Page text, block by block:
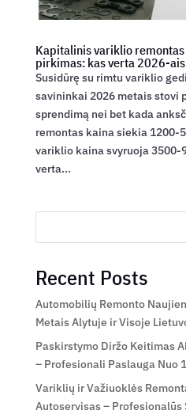
Kapitalinis variklio
pirkimas: kas verta 2026-
Susidūrę su rimtu variklio
savininkai 2026 metais stovi
sprendimą nei bet kada
remontas kaina siekia 1200-
variklio kaina svyruoja 3500-
verta...
Recent Posts
Automobilių Remonto
Metais Alytuje ir Visoje
Paskirstymo Diržo Keitimas
– Profesionali Paslauga Nuo
Variklių ir Važiuoklės
Autoservisas – Profesionalūs